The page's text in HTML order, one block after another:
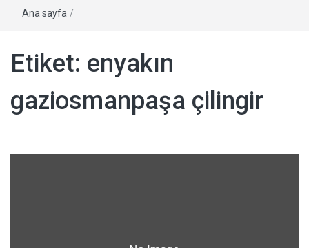
Ana sayfa /
Etiket: enyakın
gaziosmanpaşa çilingir